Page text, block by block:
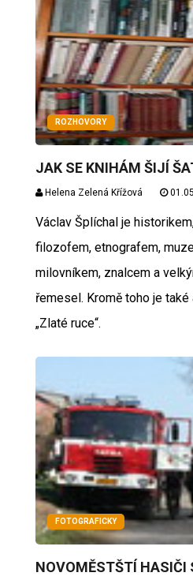
ROZHOVORY
JAK SE KNIHÁM ŠIJÍ
Helena Zelená Křížová
Václav Šplíchal je
filozofem, etnografem,
milovníkem, znalcem a
řemesel. Kromě toho je
„Zlaté ruce“.
FOTOGRAFICKY
NOVOMĚSTŠTÍ HASIČI